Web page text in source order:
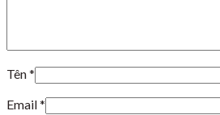
Tên*
Email*